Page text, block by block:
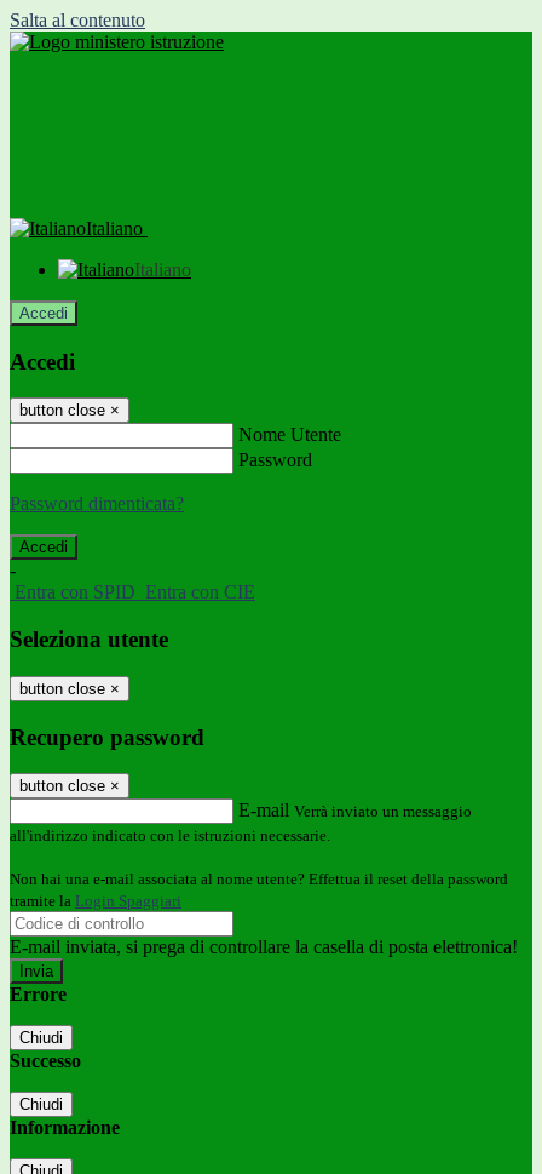
Salta al contenuto
Italiano
Italiano
Accedi
Accedi
button close ×
Nome Utente
Password
Password dimenticata?
-
Entra con SPID Entra con CIE
Seleziona utente
button close ×
Recupero password
button close ×
E-mail Verrà inviato un messaggio
all'indirizzo indicato con le istruzioni necessarie.
Non hai una e-mail associata al nome utente? Effettua il reset della password
tramite la Login Spaggiari
E-mail inviata, si prega di controllare la casella di posta elettronica!
Errore
Chiudi
Successo
Chiudi
Informazione